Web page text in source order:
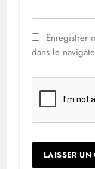
Enregistrer
dans le